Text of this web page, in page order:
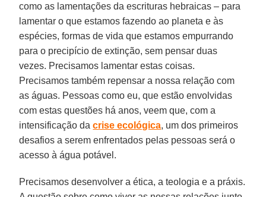
como as lamentações da escrituras hebraicas – para
lamentar o que estamos fazendo ao planeta e às
espécies, formas de vida que estamos empurrando
para o precipício de extinção, sem pensar duas
vezes. Precisamos lamentar estas coisas.
Precisamos também repensar a nossa relação com
as águas. Pessoas como eu, que estão envolvidas
com estas questões há anos, veem que, com a
intensificação dacrise ecológica, um dos primeiros
desafios a serem enfrentados pelas pessoas será o
acesso à água potável.
Precisamos desenvolver a ética, a teologia e a práxis.